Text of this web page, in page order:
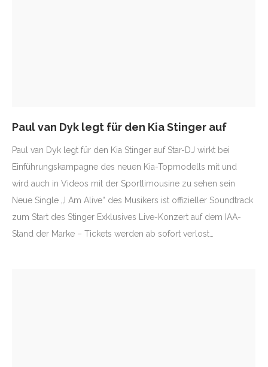
Paul van Dyk legt für den Kia Stinger auf
Paul van Dyk legt für den Kia Stinger auf Star-DJ wirkt bei
Einführungskampagne des neuen Kia-Topmodells mit und
wird auch in Videos mit der Sportlimousine zu sehen sein
Neue Single „I Am Alive“ des Musikers ist offizieller Soundtrack
zum Start des Stinger Exklusives Live-Konzert auf dem IAA-
Stand der Marke – Tickets werden ab sofort verlost…